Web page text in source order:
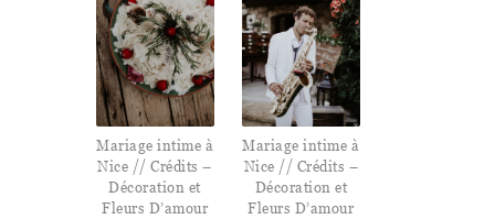
Mariage intime à
Nice // Crédits –
Décoration et
Fleurs D’amour
Mariage intime à
Nice // Crédits –
Décoration et
Fleurs D’amour